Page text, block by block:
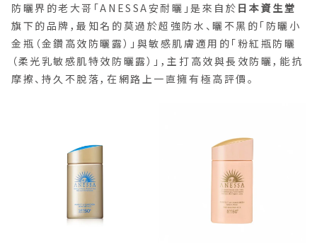
防曬界的老大哥「ANESSA安耐曬」是來自於 日本資生堂
旗下的品牌，最知名的莫過於超強防水、曬不黑的「防曬小
金瓶（金鑽高效防曬露）」與敏感肌膚適用的「粉紅瓶防曬
（柔光乳敏感肌特效防曬露）」，主打高效與長效防曬，能抗
摩擦、持久不脫落，在網路上一直擁有極高評價。